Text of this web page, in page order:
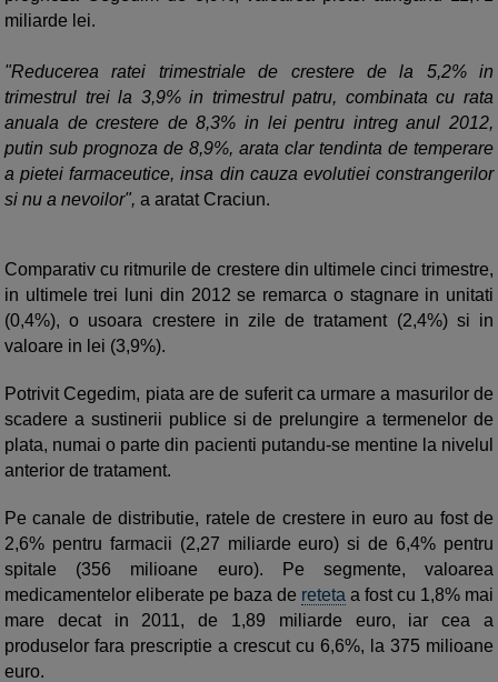
miliarde lei.
"Reducerea ratei trimestriale de crestere de la 5,2% in
trimestrul trei la 3,9% in trimestrul patru, combinata cu rata
anuala de crestere de 8,3% in lei pentru intreg anul 2012,
putin sub prognoza de 8,9%, arata clar tendinta de temperare
a pietei farmaceutice, insa din cauza evolutiei constrangerilor
si nu a nevoilor", a aratat Craciun.
Comparativ cu ritmurile de crestere din ultimele cinci trimestre,
in ultimele trei luni din 2012 se remarca o stagnare in unitati
(0,4%), o usoara crestere in zile de tratament (2,4%) si in
valoare in lei (3,9%).
Potrivit Cegedim, piata are de suferit ca urmare a masurilor de
scadere a sustinerii publice si de prelungire a termenelor de
plata, numai o parte din pacienti putandu-se mentine la nivelul
anterior de tratament.
Pe canale de distributie, ratele de crestere in euro au fost de
2,6% pentru farmacii (2,27 miliarde euro) si de 6,4% pentru
spitale (356 milioane euro). Pe segmente, valoarea
medicamentelor eliberate pe baza de reteta a fost cu 1,8% mai
mare decat in 2011, de 1,89 miliarde euro, iar cea a
produselor fara prescriptie a crescut cu 6,6%, la 375 milioane
euro.